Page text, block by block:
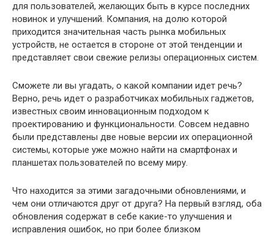
для пользователей, желающих быть в курсе последних
новинок и улучшений. Компания, на долю которой
приходится значительная часть рынка мобильных
устройств, не остается в стороне от этой тенденции и
представляет свои свежие релизы операционных систем.
Сможете ли вы угадать, о какой компании идет речь?
Верно, речь идет о разработчиках мобильных гаджетов,
известных своим инновационным подходом к
проектированию и функциональности. Совсем недавно
были представлены две новые версии их операционной
системы, которые уже можно найти на смартфонах и
планшетах пользователей по всему миру.
Что находится за этими загадочными обновлениями, и
чем они отличаются друг от друга? На первый взгляд, оба
обновления содержат в себе какие-то улучшения и
исправления ошибок, но при более близком